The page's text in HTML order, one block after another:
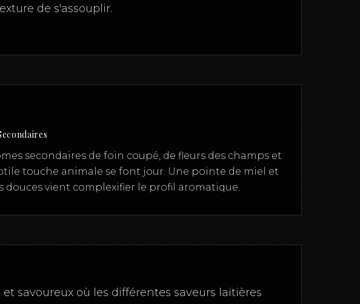
de s'assouplir.
secondaires de foin coupé, de fleurs des champs et
touche animale se font jour. Une pointe de miel et
douces vient complexifier le profil aromatique.
savoureux où les différentes saveurs laitières